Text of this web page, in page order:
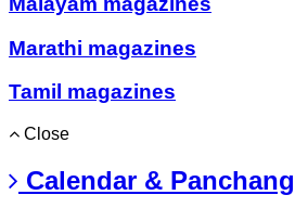
Marathi magazines
Tamil magazines
Close
Calendar & Panchang